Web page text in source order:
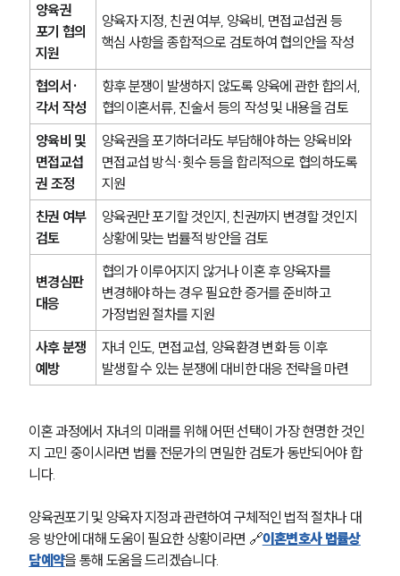
양육권
포기 협의
지원
양육자 지정, 친권 여부, 양육비, 면접교섭권 등
핵심 사항을 종합적으로 검토하여 협의안을 작성
협의서·
각서 작성
향후 분쟁이 발생하지 않도록 양육에 관한 합의서,
협의이혼서류, 진술서 등의 작성 및 내용을 검토
양육비 및
면접교섭
권 조정
양육권을 포기하더라도 부담해야 하는 양육비와
면접교섭 방식·횟수 등을 합리적으로 협의하도록
지원
친권 여부
검토
양육권만 포기할 것인지, 친권까지 변경할 것인지
상황에 맞는 법률적 방안을 검토
변경심판
대응
협의가 이루어지지 않거나 이혼 후 양육자를
변경해야 하는 경우 필요한 증거를 준비하고
가정법원 절차를 지원
사후 분쟁
예방
자녀 인도, 면접교섭, 양육환경 변화 등 이후
발생할 수 있는 분쟁에 대비한 대응 전략을 마련
이혼 과정에서 자녀의 미래를 위해 어떤 선택이 가장 현명한 것인
지 고민 중이시라면 법률 전문가의 면밀한 검토가 동반되어야 합
니다.
양육권포기 및 양육자 지정과 관련하여 구체적인 법적 절차나 대
응 방안에 대해 도움이 필요한 상황이라면 🔗이혼변호사 법률상
담예약을 통해 도움을 드리겠습니다.